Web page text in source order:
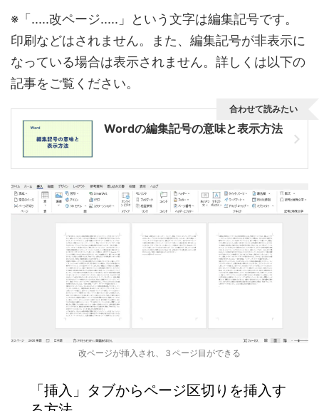
※「.....改ページ.....」という文字は編集記号です。
印刷などはされません。また、編集記号が非表示に
なっている場合は表示されません。詳しくは以下の
記事をご覧ください。
Wordの編集記号の意味と表示方法
合わせて読みたい
改ページが挿入され、３ページ目ができる
「挿入」タブからページ区切りを挿入す